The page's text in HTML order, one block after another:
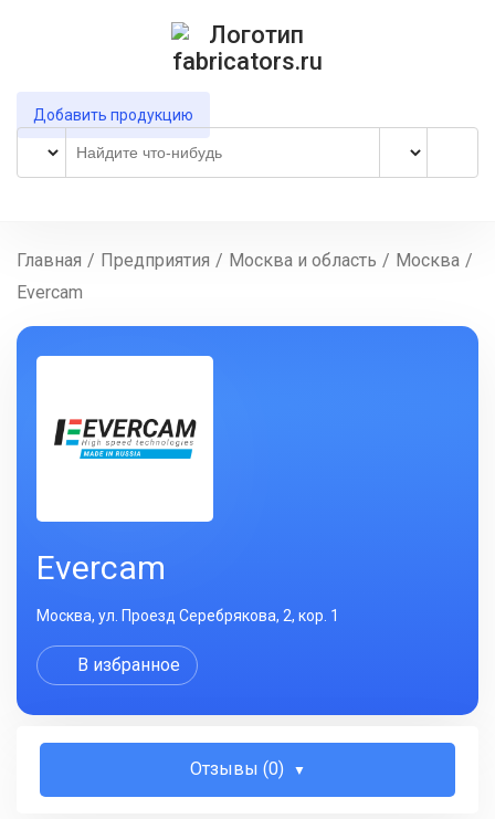
Добавить продукцию
Главная / Предприятия / Москва и область / Москва /
Evercam
Evercam
Москва, ул. Проезд Серебрякова, 2, кор. 1
В избранное
Отзывы (0)